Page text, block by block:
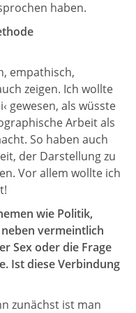
haben.
empathisch,
zeigen. Ich wollte
gewesen, als wüsste
Arbeit als
So haben auch
der Darstellung zu
Vor allem wollte ich
wie Politik,
vermeintlich
Sex oder die Frage
Ist diese Verbindung
zunächst ist man